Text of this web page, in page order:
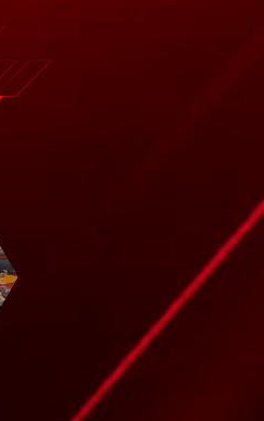
colonnes affichées
réseaux sociaux